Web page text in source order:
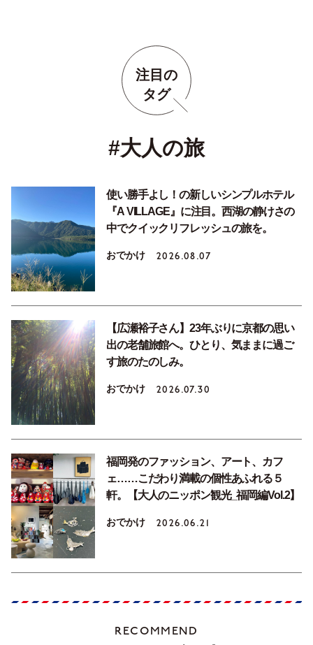
注目の
タグ
#大人の旅
使い勝手よし！の新しいシンプルホテル
『A VILLAGE』に注目。西湖の静けさの
中でクイックリフレッシュの旅を。
おでかけ 2026.08.07
【広瀬裕子さん】23年ぶりに京都の思い
出の老舗旅館へ。ひとり、気ままに過ご
す旅のたのしみ。
おでかけ 2026.07.30
福岡発のファッション、アート、カフ
ェ……こだわり満載の個性あふれる５
軒。【大人のニッポン観光_福岡編Vol.2】
おでかけ 2026.06.21
RECOMMEND